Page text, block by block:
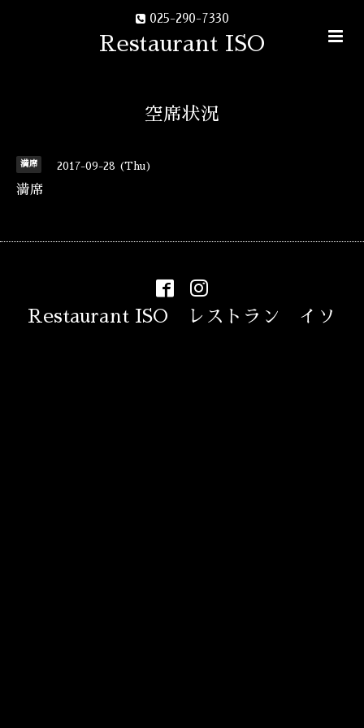
025-290-7330
Restaurant ISO
空席状況
満席 2017-09-28 (Thu)
満席
Restaurant ISO レストラン イソ